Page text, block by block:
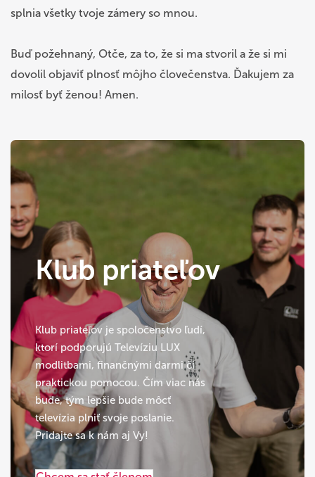
splnia všetky tvoje zámery so mnou.
Buď požehnaný, Otče, za to, že si ma stvoril a že si mi
dovolil objaviť plnosť môjho človečenstva. Ďakujem za
milosť byť ženou! Amen.
Klub priateľov
Klub priateľov je spoločenstvo ľudí,
ktorí podporujú Televíziu LUX
modlitbami, finančnými darmi či
praktickou pomocou. Čím viac nás
bude, tým lepšie bude môcť
televízia plniť svoje poslanie.
Pridajte sa k nám aj Vy!